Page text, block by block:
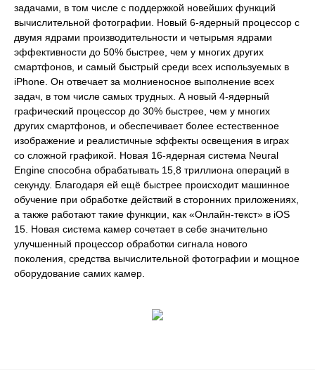
задачами, в том числе с поддержкой новейших функций
вычислительной фотографии. Новый 6‑ядерный процессор с
двумя ядрами производительности и четырьмя ядрами
эффективности до 50% быстрее, чем у многих других
смартфонов, и самый быстрый среди всех используемых в
iPhone. Он отвечает за молниеносное выполнение всех
задач, в том числе самых трудных. А новый 4‑ядерный
графический процессор до 30% быстрее, чем у многих
других смартфонов, и обеспечивает более естественное
изображение и реалистичные эффекты освещения в играх
со сложной графикой. Новая 16‑ядерная система Neural
Engine способна обрабатывать 15,8 триллиона операций в
секунду. Благодаря ей ещё быстрее происходит машинное
обучение при обработке действий в сторонних приложениях,
а также работают такие функции, как «Онлайн-текст» в iOS
15. Новая система камер сочетает в себе значительно
улучшенный процессор обработки сигнала нового
поколения, средства вычислительной фотографии и мощное
оборудование самих камер.